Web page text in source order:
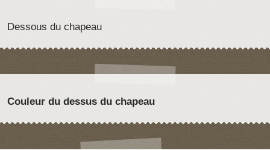
Dessous du chapeau
Couleur du dessus du chapeau